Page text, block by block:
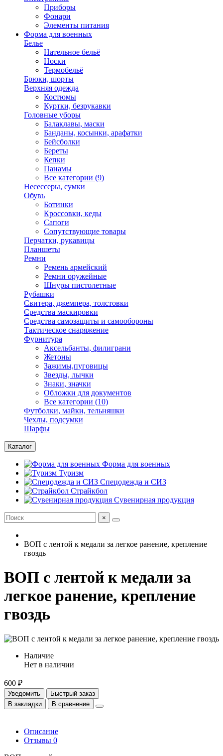
Приборы
Фонари
Элементы питания
Форма для военных
Белье
Нательное бельё
Носки
Термобельё
Брюки, шорты
Верхняя одежда
Костюмы
Куртки, безрукавки
Головные уборы
Балаклавы, маски
Банданы, косынки, арафатки
Бейсболки
Береты
Кепки
Панамы
Все категории (9)
Несессеры, сумки
Обувь
Ботинки
Кроссовки, кеды
Сапоги
Сопутствующие товары
Перчатки, рукавицы
Планшеты
Ремни
Ремень армейский
Ремни оружейные
Шнуры пистолетные
Рубашки
Свитера, джемпера, толстовки
Средства маскировки
Средства самозащиты и самообороны
Тактическое снаряжение
Фурнитура
Аксельбанты, филиграни
Жетоны
Зажимы,пуговицы
Звезды, лычки
Знаки, значки
Обложки для документов
Все категории (10)
Футболки, майки, тельняшки
Чехлы, подсумки
Шарфы
Каталог
Форма для военных
Туризм
Спецодежда и СИЗ
Страйкбол
Сувенирная продукция
×
ВОП с лентой к медали за легкое ранение, крепление
гвоздь
ВОП с лентой к медали за
легкое ранение, крепление
гвоздь
Наличие
Нет в наличии
600 ₽
Уведомить
Быстрый заказ
В закладки
В сравнение
Описание
Отзывы 0